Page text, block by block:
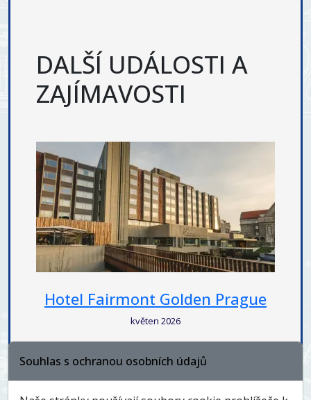
Souhlas s ochranou osobních údajů
DALŠÍ UDÁLOSTI A
ZAJÍMAVOSTI
Hotel Fairmont Golden Prague
květen 2026